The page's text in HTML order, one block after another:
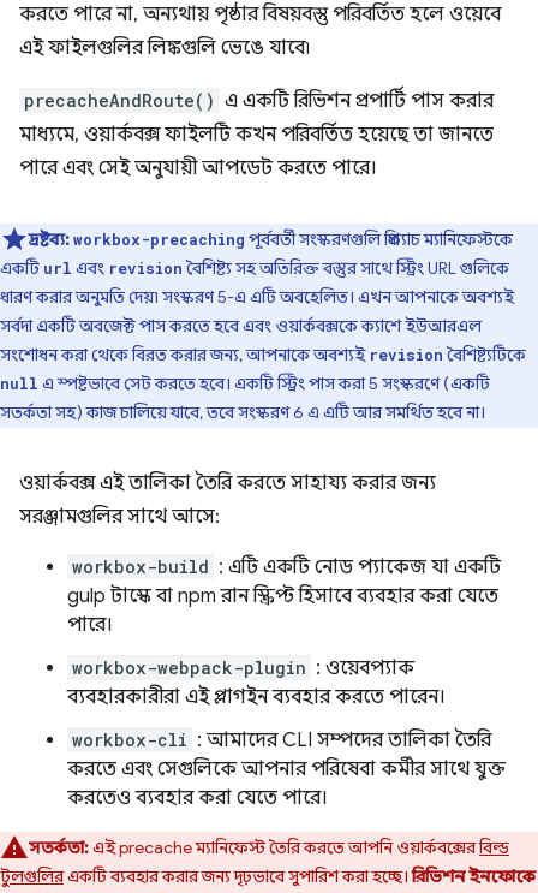
করতে পারে না, অন্যথায় পৃষ্ঠার বিষয়বস্তু পরিবর্তিত হলে ওয়েবে
এই ফাইলগুলির লিঙ্কগুলি ভেঙে যাবে৷
precacheAndRoute() এ একটি রিভিশন প্রপার্টি পাস করার
মাধ্যমে, ওয়ার্কবক্স ফাইলটি কখন পরিবর্তিত হয়েছে তা জানতে
পারে এবং সেই অনুযায়ী আপডেট করতে পারে।
দ্রষ্টব্য:workbox-precaching পূর্ববর্তী সংস্করণগুলি প্রিক্যাচ ম্যানিফেস্টকে
একটি url এবং revisionবৈশিষ্ট্য সহ অতিরিক্ত বস্তুর সাথে স্ট্রিং URL গুলিকে
ধারণ করার অনুমতি দেয়৷ সংস্করণ 5-এ এটি অবহেলিত। এখন আপনাকে অবশ্যই
সর্বদা একটি অবজেক্ট পাস করতে হবে এবং ওয়ার্কবক্সকে ক্যাশে ইউআরএল
সংশোধন করা থেকে বিরত করার জন্য, আপনাকে অবশ্যই revisionবৈশিষ্ট্যটিকে
null এ স্পষ্টভাবে সেট করতে হবে। একটি স্ট্রিং পাস করা 5 সংস্করণে (একটি
সতর্কতা সহ) কাজ চালিয়ে যাবে, তবে সংস্করণ 6 এ এটি আর সমর্থিত হবে না।
ওয়ার্কবক্স এই তালিকা তৈরি করতে সাহায্য করার জন্য
সরঞ্জামগুলির সাথে আসে:
workbox-build : এটি একটি নোড প্যাকেজ যা একটি
gulp টাস্কে বা npm রান স্ক্রিপ্ট হিসাবে ব্যবহার করা যেতে
পারে।
workbox-webpack-plugin : ওয়েবপ্যাক
ব্যবহারকারীরা এই প্লাগইন ব্যবহার করতে পারেন।
workbox-cli : আমাদের CLI সম্পদের তালিকা তৈরি
করতে এবং সেগুলিকে আপনার পরিষেবা কর্মীর সাথে যুক্ত
করতেও ব্যবহার করা যেতে পারে।
সতর্কতা:এই precache ম্যানিফেস্ট তৈরি করতে আপনি ওয়ার্কবক্সেরবিল্ড
টুলগুলিরএকটি ব্যবহার করার জন্য দৃঢ়ভাবে সুপারিশ করা হচ্ছে।রিভিশন ইনফোকে